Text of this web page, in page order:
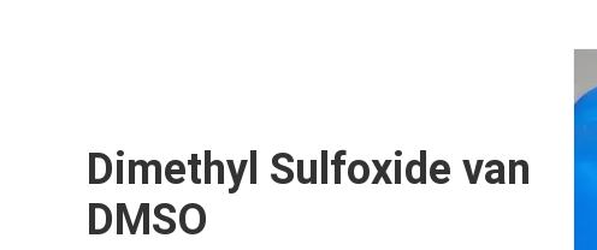
Dimethyl Sulfoxide van
DMSO